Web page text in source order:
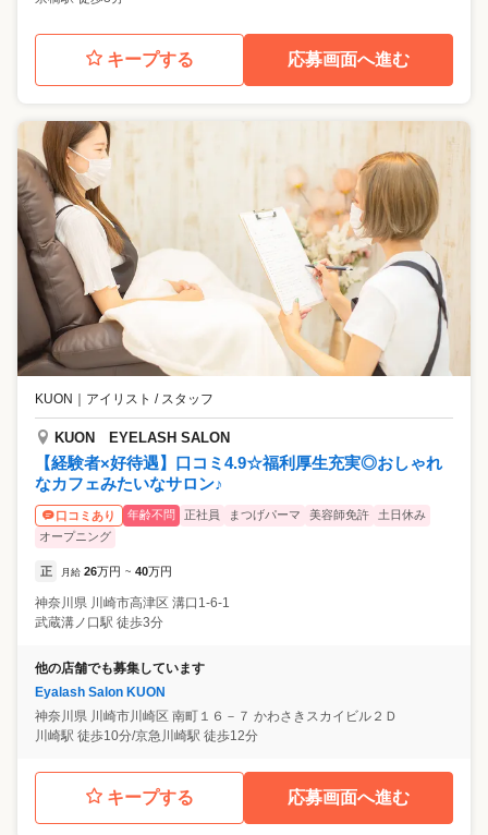
キープする 応募画面へ進む
KUON アイリスト / スタッフ
KUON EYELASH SALON
【経験者×好待遇】口コミ4.9☆福利厚生充実◎おしゃれ
なカフェみたいなサロン♪
口コミあり 年齢不問 正社員 まつげパーマ 美容師免許
土日休み
オープニング
正 月給 26万円 ~ 40万円
神奈川県 川崎市高津区 溝口1-6-1
武蔵溝ノ口駅 徒歩3分
他の店舗でも募集しています
Eyalash Salon KUON
神奈川県 川崎市川崎区 南町１６－７ かわさきスカイビル２Ｄ
川崎駅 徒歩10分/京急川崎駅 徒歩12分
キープする 応募画面へ進む